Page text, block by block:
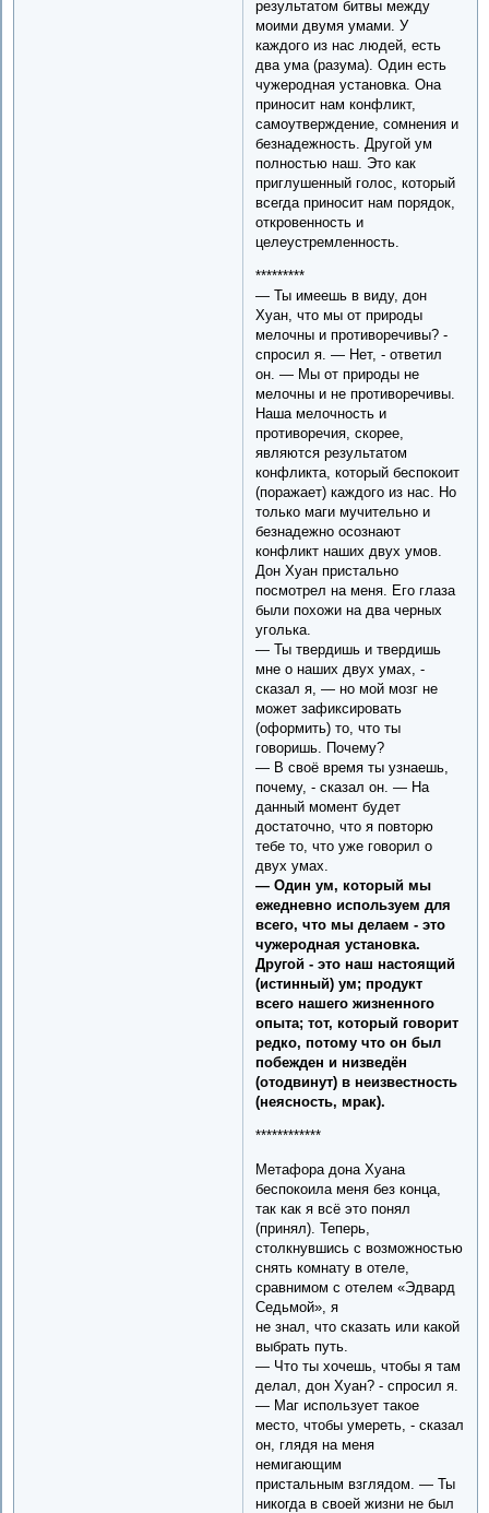
результатом битвы между
моими двумя умами. У
каждого из нас людей, есть
два ума (разума). Один есть
чужеродная установка. Она
приносит нам конфликт,
самоутверждение, сомнения и
безнадежность. Другой ум
полностью наш. Это как
приглушенный голос, который
всегда приносит нам порядок,
откровенность и
целеустремленность.
*********
— Ты имеешь в виду, дон
Хуан, что мы от природы
мелочны и противоречивы? -
спросил я. — Нет, - ответил
он. — Мы от природы не
мелочны и не противоречивы.
Наша мелочность и
противоречия, скорее,
являются результатом
конфликта, который беспокоит
(поражает) каждого из нас. Но
только маги мучительно и
безнадежно осознают
конфликт наших двух умов.
Дон Хуан пристально
посмотрел на меня. Его глаза
были похожи на два черных
уголька.
— Ты твердишь и твердишь
мне о наших двух умах, -
сказал я, — но мой мозг не
может зафиксировать
(оформить) то, что ты
говоришь. Почему?
— В своё время ты узнаешь,
почему, - сказал он. — На
данный момент будет
достаточно, что я повторю
тебе то, что уже говорил о
двух умах.
— Один ум, который мы
ежедневно используем для
всего, что мы делаем - это
чужеродная установка.
Другой - это наш настоящий
(истинный) ум; продукт
всего нашего жизненного
опыта; тот, который говорит
редко, потому что он был
побежден и низведён
(отодвинут) в неизвестность
(неясность, мрак).
************
Метафора дона Хуана
беспокоила меня без конца,
так как я всё это понял
(принял). Теперь,
столкнувшись с возможностью
снять комнату в отеле,
сравнимом с отелем «Эдвард
Седьмой», я
не знал, что сказать или какой
выбрать путь.
— Что ты хочешь, чтобы я там
делал, дон Хуан? - спросил я.
— Маг использует такое
место, чтобы умереть, - сказал
он, глядя на меня
немигающим
пристальным взглядом. — Ты
никогда в своей жизни не был